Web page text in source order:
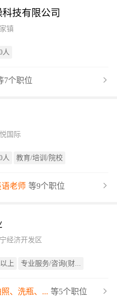
技有限公司
镇
人
7个职位
国际
人 教育/培训/院校
老师 等9个职位
经济开发区
上 专业服务/咨询(财...
、洗瓶、... 等5个职位